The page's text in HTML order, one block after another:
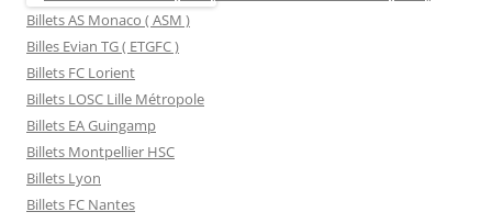
Billets AS Monaco ( ASM )
Billes Evian TG ( ETGFC )
Billets FC Lorient
Billets LOSC Lille Métropole
Billets EA Guingamp
Billets Montpellier HSC
Billets Lyon
Billets FC Nantes